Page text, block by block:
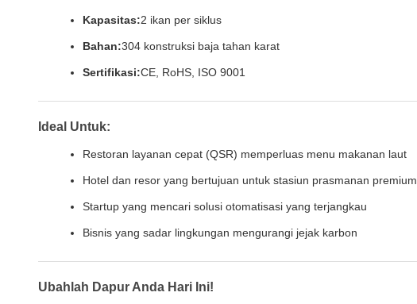
Kapasitas:2 ikan per siklus
Bahan:304 konstruksi baja tahan karat
Sertifikasi:CE, RoHS, ISO 9001
Ideal Untuk:
Restoran layanan cepat (QSR) memperluas menu makanan laut
Hotel dan resor yang bertujuan untuk stasiun prasmanan premium
Startup yang mencari solusi otomatisasi yang terjangkau
Bisnis yang sadar lingkungan mengurangi jejak karbon
Ubahlah Dapur Anda Hari Ini!